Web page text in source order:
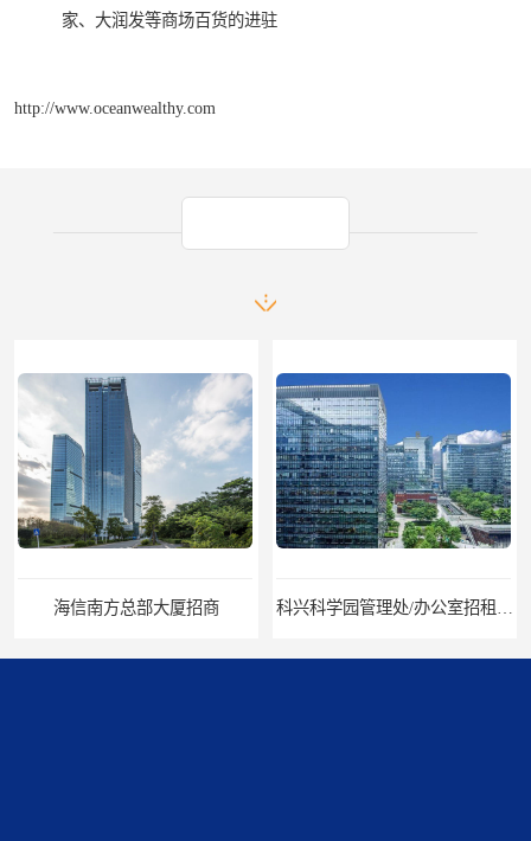
家、大润发等商场百货的进驻
http://www.oceanwealthy.com
海信南方总部大厦招商